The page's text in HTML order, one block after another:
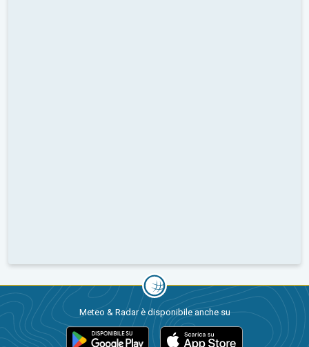
Meteo & Radar è disponibile anche su